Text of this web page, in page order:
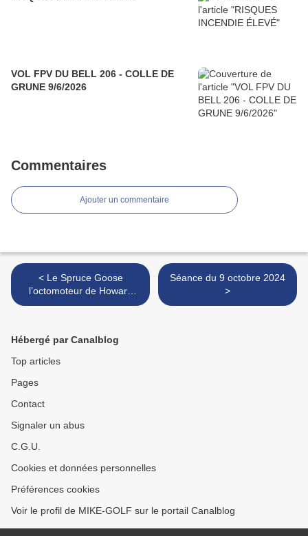
VOL FPV DU BELL 206 - COLLE DE
GRUNE 9/6/2026
Commentaires
Ajouter un commentaire
< Le Spruce Goose
l’octomoteur de Howard
Hawks en RC.
Séance du 9 octobre 2024
>
Hébergé par Canalblog
Top articles
Pages
Contact
Signaler un abus
C.G.U.
Cookies et données personnelles
Préférences cookies
Voir le profil de MIKE-GOLF sur le portail Canalblog